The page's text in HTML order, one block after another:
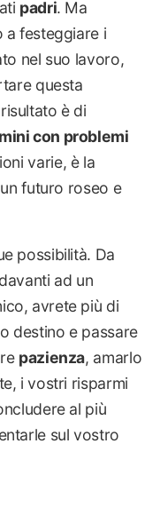
padri. Ma
a festeggiare i
nel suo lavoro,
questa
è di
con problemi
varie, è la
futuro roseo e
possibilità. Da
ad un
avrete più di
destino e passare
pazienza, amarlo
i vostri risparmi
al più
sul vostro